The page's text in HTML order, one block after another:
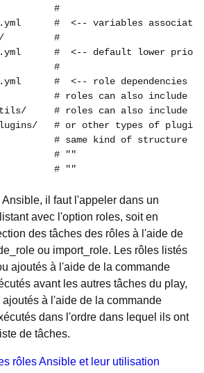
#
#  <-- variables
#
#  <-- default lower
#
#  <-- role dependencies
# roles can also include
# roles can also include
# or other types of
# same kind of structure
# ""
il faut l'appeler dans un
avec l'option roles, soit en
des tâches des rôles à l'aide de
ou import_role. Les rôles listés
ajoutés à l'aide de la commande
avant les autres tâches du play,
à l'aide de la commande
dans l'ordre dans lequel ils ont
de tâches.
rôles Ansible et leur utilisation